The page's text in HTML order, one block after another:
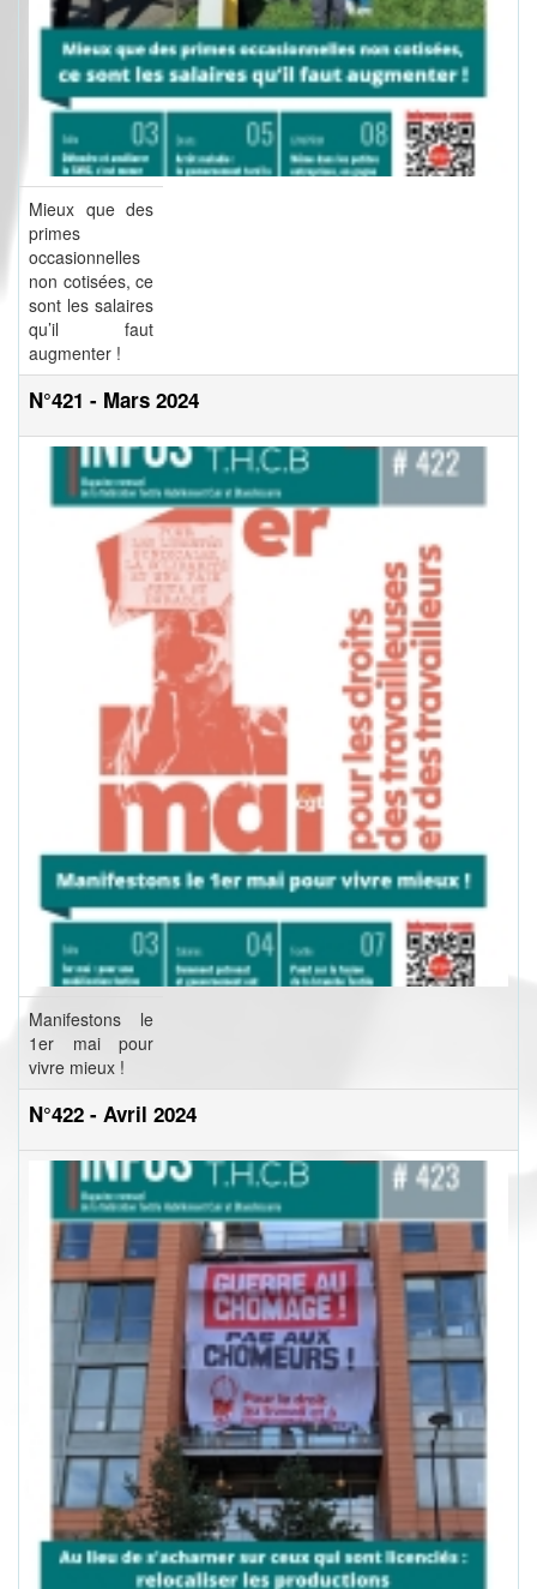
Mieux que des
primes
occasionnelles
non cotisées, ce
sont les salaires
qu’il faut
augmenter !
N°421 - Mars 2024
Manifestons le
1er mai pour
vivre mieux !
N°422 - Avril 2024